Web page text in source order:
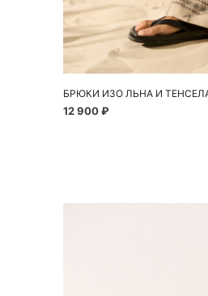
БРЮКИ ИЗО ЛЬНА И
12 900 ₽